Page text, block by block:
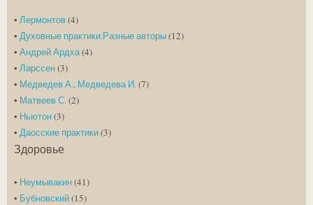
• Лермонтов(4)
• Духовные практики.Разные авторы(12)
• Андрей Ардха(4)
• Ларссен(3)
• Медведев А., Медведева И. (7)
• Матвеев С. (2)
• Ньютон(3)
• Даосские практики(3)
Здоровье
• Неумывакин(41)
• Бубновский(15)